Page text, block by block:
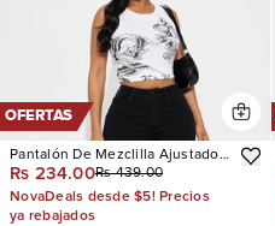
OFERTAS
Pantalón De Mezclilla Ajustado
Con Stretch Tall Vibe Check
Curvy
Rs 234.00Rs 439.00
NovaDeals desde $5! Precios
ya rebajados